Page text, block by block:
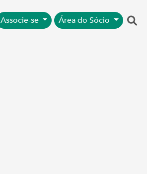
Associe-se Área do Sócio